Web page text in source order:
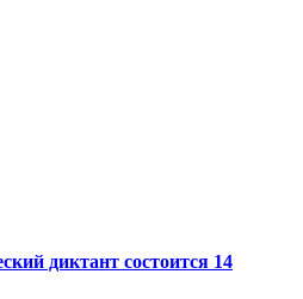
диктант состоится 14